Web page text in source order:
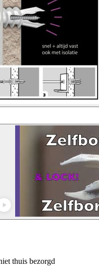
thuis bezorgd